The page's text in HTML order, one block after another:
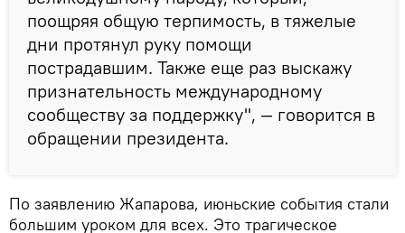
поощряя общую терпимость, в тяжелые
дни протянул руку помощи
пострадавшим. Также еще раз выскажу
признательность международному
сообществу за поддержку", — говорится в
обращении президента.
По заявлению Жапарова, июньские события стали
большим уроком для всех. Это трагическое